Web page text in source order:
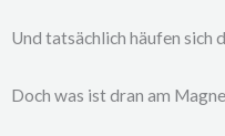
Und tatsächlich häufen sich
Doch was ist dran am